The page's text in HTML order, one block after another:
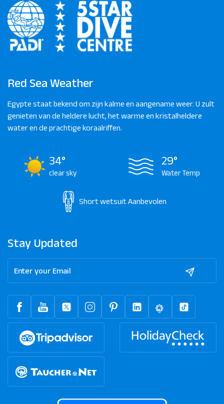
Red Sea Weather
Egypte staat bekend om zijn kalme en aangename weer. U zult
genieten van de heldere lucht, het warme en kristalheldere
water en de prachtige koraalriffen.
34°
clear sky
29°
Water Temp
Short wetsuit Aanbevolen
Stay Updated